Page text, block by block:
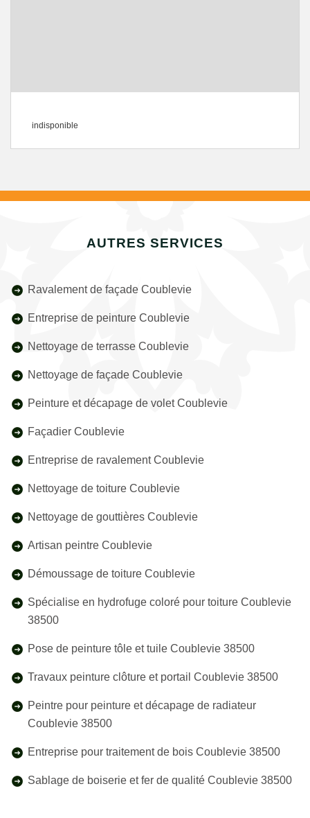
indisponible
AUTRES SERVICES
Ravalement de façade Coublevie
Entreprise de peinture Coublevie
Nettoyage de terrasse Coublevie
Nettoyage de façade Coublevie
Peinture et décapage de volet Coublevie
Façadier Coublevie
Entreprise de ravalement Coublevie
Nettoyage de toiture Coublevie
Nettoyage de gouttières Coublevie
Artisan peintre Coublevie
Démoussage de toiture Coublevie
Spécialise en hydrofuge coloré pour toiture Coublevie
38500
Pose de peinture tôle et tuile Coublevie 38500
Travaux peinture clôture et portail Coublevie 38500
Peintre pour peinture et décapage de radiateur
Coublevie 38500
Entreprise pour traitement de bois Coublevie 38500
Sablage de boiserie et fer de qualité Coublevie 38500